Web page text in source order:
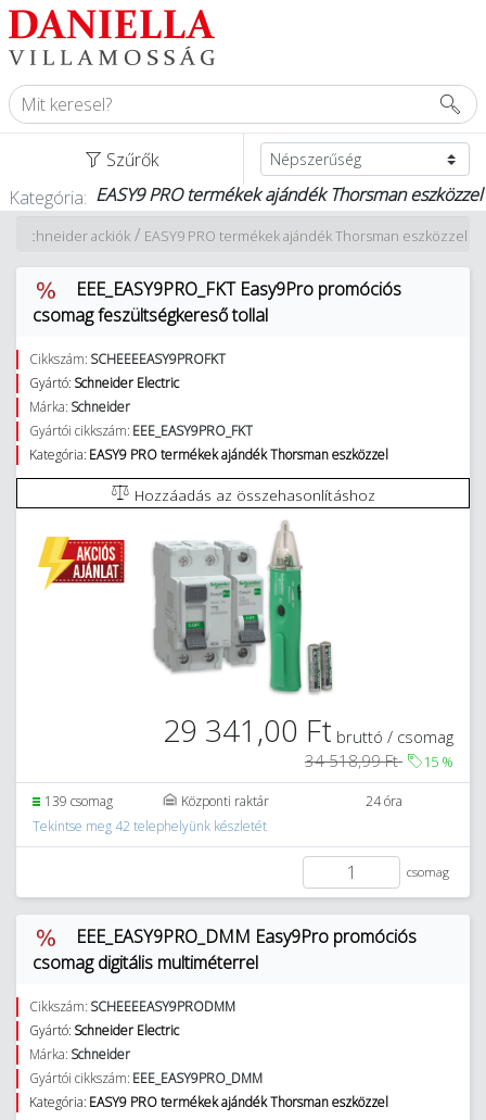
Szűrők
Kategória: EASY9 PRO termékek ajándék Thorsman eszközzel
EASY9 PRO termékek ajándék Thorsman eszközzel
/
Schneider ackiók
EEE_EASY9PRO_FKT Easy9Pro promóciós
csomag feszültségkereső tollal
Cikkszám: SCHEEEEASY9PROFKT
Gyártó: Schneider Electric
Márka: Schneider
Gyártói cikkszám: EEE_EASY9PRO_FKT
Kategória: EASY9 PRO termékek ajándék Thorsman eszközzel
Hozzáadás az összehasonlításhoz
29 341,00 Ft bruttó / csomag
34 518,99 Ft
15 %
139 csomag Központi raktár
24 óra
Tekintse meg 42 telephelyünk készletét
csomag
EEE_EASY9PRO_DMM Easy9Pro promóciós
csomag digitális multiméterrel
Cikkszám: SCHEEEEASY9PRODMM
Gyártó: Schneider Electric
Márka: Schneider
Gyártói cikkszám: EEE_EASY9PRO_DMM
Kategória: EASY9 PRO termékek ajándék Thorsman eszközzel